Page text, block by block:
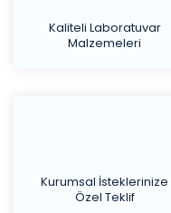
Kaliteli Laboratuvar
Malzemeleri
Kurumsal İsteklerinize
Özel Teklif